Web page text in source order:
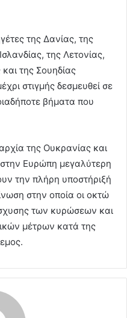
της Δανίας, της
της Λετονίας,
της Σουηδίας
στιγμής δεσμευθεί σε
βήματα που
της Ουκρανίας και
Ευρώπη μεγαλύτερη
την πλήρη υποστήριξή
στην οποία οι οκτώ
των κυρώσεων και
μέτρων κατά της